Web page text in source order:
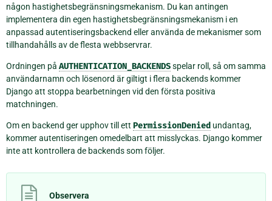
någon hastighetsbegränsningsmekanism. Du kan antingen
implementera din egen hastighetsbegränsningsmekanism i en
anpassad autentiseringsbackend eller använda de mekanismer som
tillhandahålls av de flesta webbservrar.
Ordningen på AUTHENTICATION_BACKENDSspelar roll, så om samma
användarnamn och lösenord är giltigt i flera backends kommer
Django att stoppa bearbetningen vid den första positiva
matchningen.
Om en backend ger upphov till ett PermissionDenied undantag,
kommer autentiseringen omedelbart att misslyckas. Django kommer
inte att kontrollera de backends som följer.
Observera